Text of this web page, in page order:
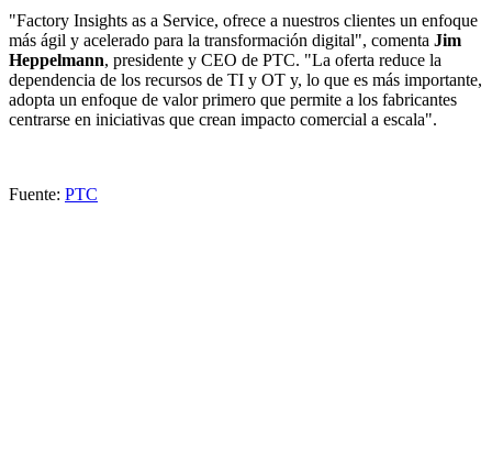
"Factory Insights as a Service, ofrece a nuestros clientes un enfoque
más ágil y acelerado para la transformación digital", comenta Jim
Heppelmann, presidente y CEO de PTC. "La oferta reduce la
dependencia de los recursos de TI y OT y, lo que es más importante,
adopta un enfoque de valor primero que permite a los fabricantes
centrarse en iniciativas que crean impacto comercial a escala".
Fuente: PTC